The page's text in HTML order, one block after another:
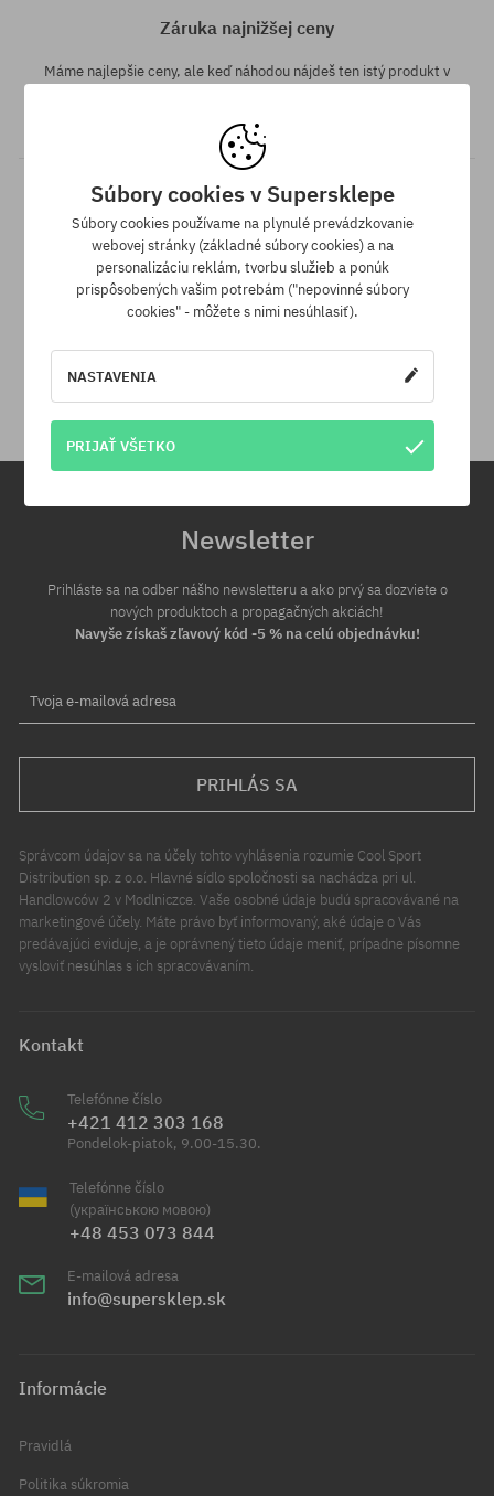
Záruka najnižšej ceny
Máme najlepšie ceny, ale keď náhodou nájdeš ten istý produkt v
Na vrátenie produktu máš 30 dní od dňa obdržania zásielky.
Newsletter
Prihláste sa na odber nášho newsletteru a ako prvý sa dozviete o
nových produktoch a propagačných akciách!
Navyše získaš zľavový kód -5 % na celú objednávku!
Tvoja e-mailová adresa
PRIHLÁS SA
Správcom údajov sa na účely tohto vyhlásenia rozumie Cool Sport
Distribution sp. z o.o. Hlavné sídlo spoločnosti sa nachádza pri ul.
Handlowców 2 v Modlniczce. Vaše osobné údaje budú spracovávané na
marketingové účely. Máte právo byť informovaný, aké údaje o Vás
predávajúci eviduje, a je oprávnený tieto údaje meniť, prípadne písomne
vysloviť nesúhlas s ich spracovávaním.
Kontakt
Telefónne číslo
+421 412 303 168
Pondelok-piatok, 9.00-15.30.
Telefónne číslo
(українською мовою)
+48 453 073 844
E-mailová adresa
info@supersklep.sk
Informácie
Pravidlá
Politika súkromia
Súbory cookies v Supersklepe
Súbory cookies používame na plynulé prevádzkovanie
webovej stránky (základné súbory cookies) a na
personalizáciu reklám, tvorbu služieb a ponúk
prispôsobených vašim potrebám ("nepovinné súbory
cookies" - môžete s nimi nesúhlasiť).
NASTAVENIA
PRIJAŤ VŠETKO